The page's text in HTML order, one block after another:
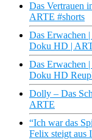
Das Vertrauen
ARTE #shorts
Das Erwachen
Doku HD |
Das Erwachen
Doku HD
Dolly – Das
ARTE
“Ich war das
Felix steigt aus